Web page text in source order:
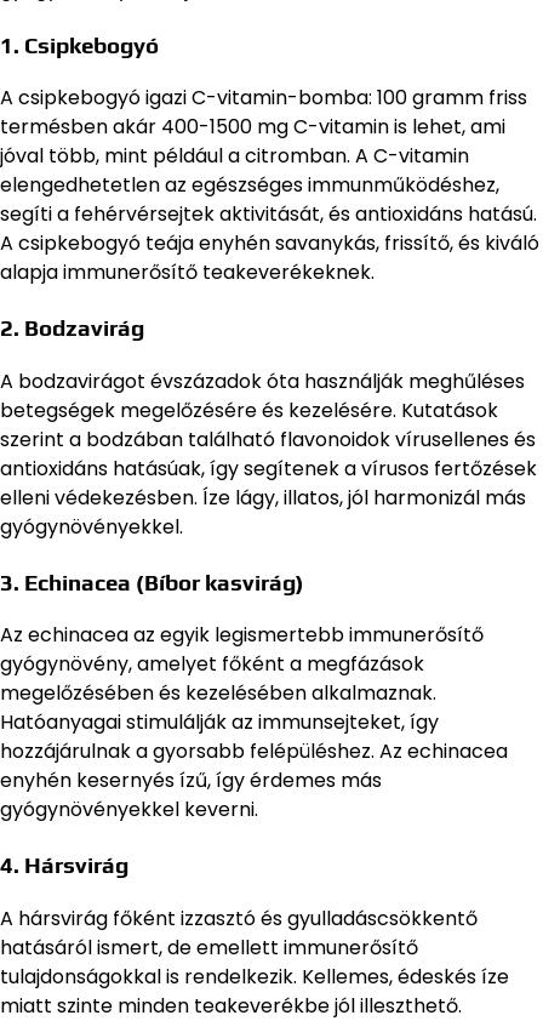
1. Csipkebogyó
A csipkebogyó igazi C-vitamin-bomba: 100 gramm friss
termésben akár 400-1500 mg C-vitamin is lehet, ami
jóval több, mint például a citromban. A C-vitamin
elengedhetetlen az egészséges immunműködéshez,
segíti a fehérvérsejtek aktivitását, és antioxidáns hatású.
A csipkebogyó teája enyhén savanykás, frissítő, és kiváló
alapja immunerősítő teakeverékeknek.
2. Bodzavirág
A bodzavirágot évszázadok óta használják meghűléses
betegségek megelőzésére és kezelésére. Kutatások
szerint a bodzában található flavonoidok vírusellenes és
antioxidáns hatásúak, így segítenek a vírusos fertőzések
elleni védekezésben. Íze lágy, illatos, jól harmonizál más
gyógynövényekkel.
3. Echinacea (Bíbor kasvirág)
Az echinacea az egyik legismertebb immunerősítő
gyógynövény, amelyet főként a megfázások
megelőzésében és kezelésében alkalmaznak.
Hatóanyagai stimulálják az immunsejteket, így
hozzájárulnak a gyorsabb felépüléshez. Az echinacea
enyhén kesernyés ízű, így érdemes más
gyógynövényekkel keverni.
4. Hársvirág
A hársvirág főként izzasztó és gyulladáscsökkentő
hatásáról ismert, de emellett immunerősítő
tulajdonságokkal is rendelkezik. Kellemes, édeskés íze
miatt szinte minden teakeverékbe jól illeszthető.